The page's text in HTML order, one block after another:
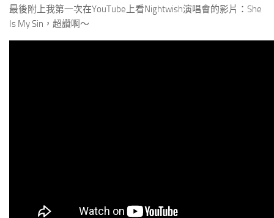
最後附上我第一次在YouTube上看Nightwish演唱會的影片：She
Is My Sin，超讚啊～